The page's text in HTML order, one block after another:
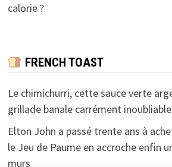
calorie ?
FRENCH TOAST
Le chimichurri, cette sauce verte
grillade banale carrément inoubliable
Elton John a passé trente ans à
le Jeu de Paume en accroche enfin
murs